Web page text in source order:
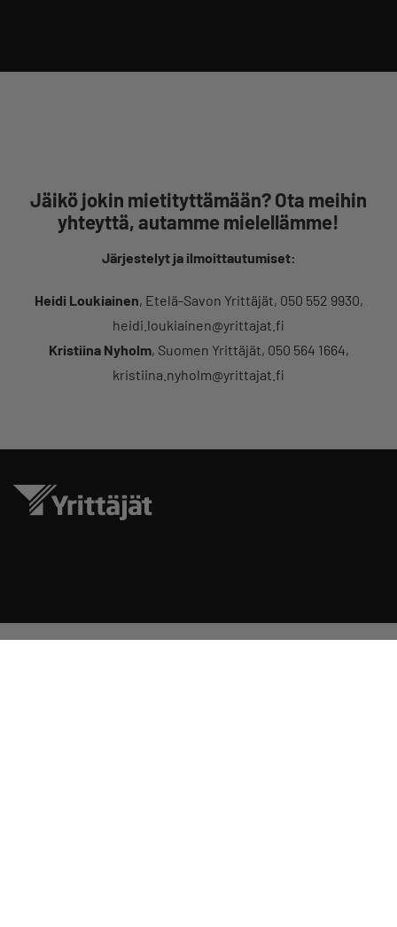
Jäikö jokin mietityttämään? Ota meihin
yhteyttä, autamme mielellämme!
Järjestelyt ja ilmoittautumiset:
Heidi Loukiainen, Etelä-Savon Yrittäjät, 050 552 9930,
heidi.loukiainen@yrittajat.fi
Kristiina Nyholm, Suomen Yrittäjät, 050 564 1664,
kristiina.nyholm@yrittajat.fi